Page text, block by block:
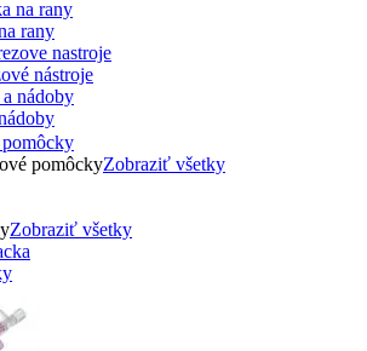
rany
nástroje
pomôcky
pomôckyZobraziť všetky
Zobraziť všetky